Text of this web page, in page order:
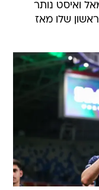
ואיסט נותר
שלו מאז